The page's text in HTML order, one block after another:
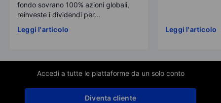
fondo sovrano 100% azioni globali,
reinveste i dividendi per...
Leggi l'articolo
Leggi l'articolo
Accedi a tutte le piattaforme da un solo conto
Diventa cliente